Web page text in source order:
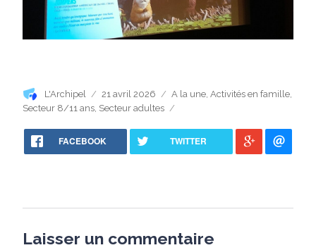
Auteur
L'Archipel
Publié
le
21 avril 2026 Catégories
A la une, Activités en famille,
Secteur 8/11 ans Secteur adultes
FACEBOOK TWITTER
Laisser un commentaire